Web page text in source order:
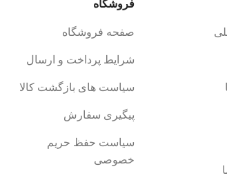
فروشگاه
صفحه فروشگاه
شرایط پرداخت و ارسال
سیاست های بازگشت کالا
پیگیری سفارش
سیاست حفظ حریم
خصوصی